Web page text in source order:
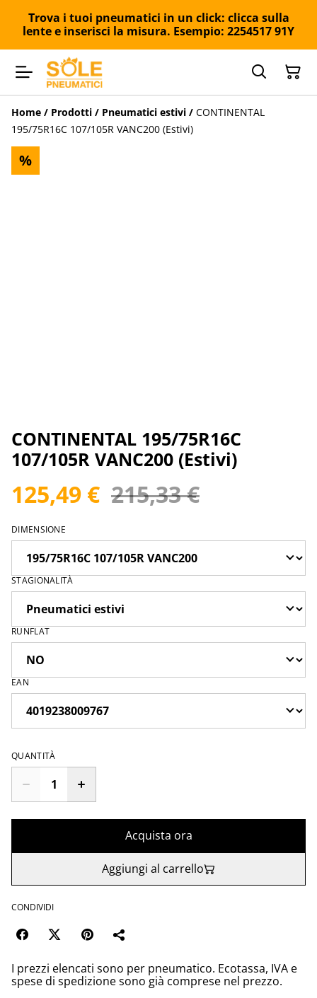
Trova i tuoi pneumatici in un click: clicca sulla
lente e inserisci la misura. Esempio: 2254517 91Y
Home / Prodotti / Pneumatici estivi / CONTINENTAL
195/75R16C 107/105R VANC200 (Estivi)
%
CONTINENTAL 195/75R16C
107/105R VANC200 (Estivi)
125,49 € 215,33 €
DIMENSIONE
STAGIONALITÀ
RUNFLAT
EAN
QUANTITÀ
Acquista ora
Aggiungi al carrello
CONDIVIDI
I prezzi elencati sono per pneumatico. Ecotassa, IVA e
spese di spedizione sono già comprese nel prezzo.